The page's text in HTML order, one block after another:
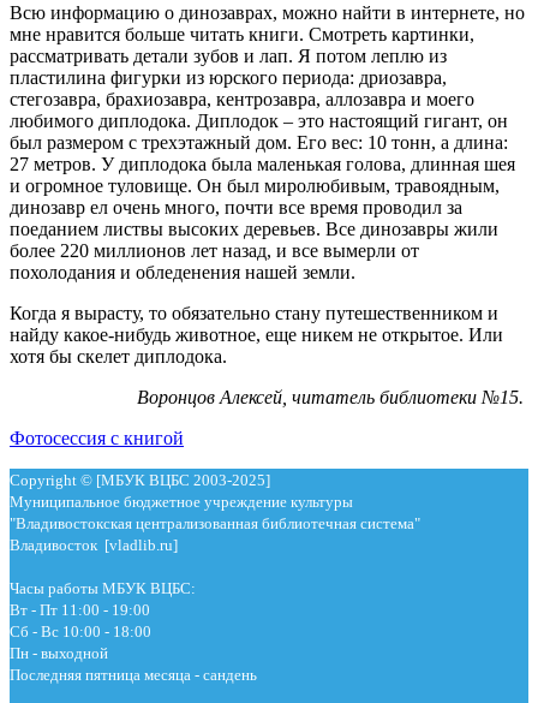
Всю информацию о динозаврах, можно найти в интернете, но
мне нравится больше читать книги. Смотреть картинки,
рассматривать детали зубов и лап. Я потом леплю из
пластилина фигурки из юрского периода: дриозавра,
стегозавра, брахиозавра, кентрозавра, аллозавра и моего
любимого диплодока. Диплодок – это настоящий гигант, он
был размером с трехэтажный дом. Его вес: 10 тонн, а длина:
27 метров. У диплодока была маленькая голова, длинная шея
и огромное туловище. Он был миролюбивым, травоядным,
динозавр ел очень много, почти все время проводил за
поеданием листвы высоких деревьев. Все динозавры жили
более 220 миллионов лет назад, и все вымерли от
похолодания и обледенения нашей земли.
Когда я вырасту, то обязательно стану путешественником и
найду какое-нибудь животное, еще никем не открытое. Или
хотя бы скелет диплодока.
Воронцов Алексей, читатель библиотеки №15.
Фотосессия с книгой
Copyright © [МБУК ВЦБС 2003-2025]
Муниципальное бюджетное учреждение культуры
"Владивостокская централизованная библиотечная система"
Владивосток [vladlib.ru]
Часы работы МБУК ВЦБС:
Вт - Пт 11:00 - 19:00
Сб - Вс 10:00 - 18:00
Пн - выходной
Последняя пятница месяца - сандень